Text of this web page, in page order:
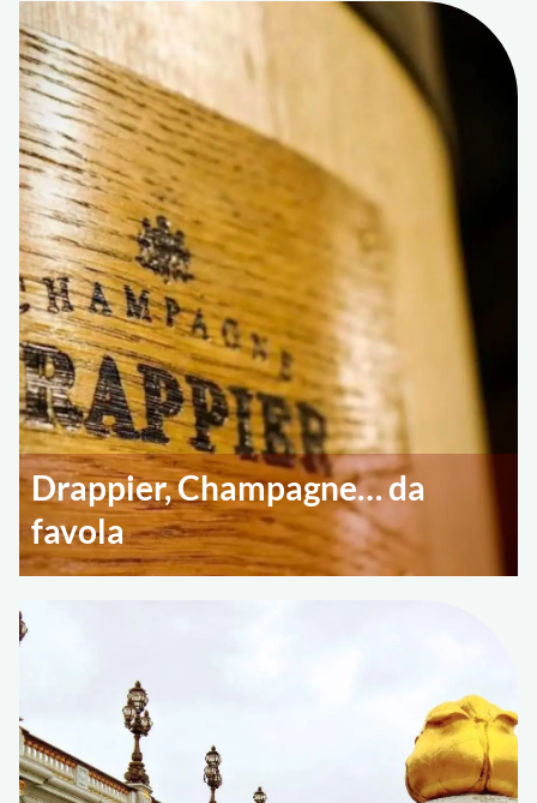
Drappier, Champagne… da
favola